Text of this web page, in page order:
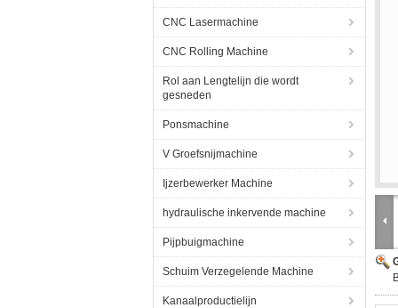
CNC Lasermachine
CNC Rolling Machine
Rol aan Lengtelijn die wordt
gesneden
Ponsmachine
V Groefsnijmachine
Ijzerbewerker Machine
hydraulische inkervende machine
Pijpbuigmachine
Schuim Verzegelende Machine
Kanaalproductielijn